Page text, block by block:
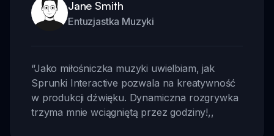
Jane Smith
Entuzjastka Muzyki
“Jako miłośniczka muzyki uwielbiam, jak
Sprunki Interactive pozwala na kreatywność
w produkcji dźwięku. Dynamiczna rozgrywka
trzyma mnie wciągniętą przez godziny!,,